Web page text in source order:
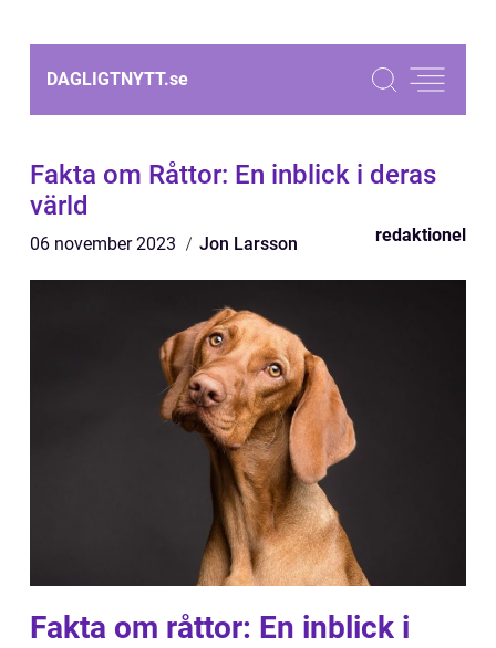
DAGLIGTNYTT.se
Fakta om Råttor: En inblick i deras
värld
06 november 2023 Jon Larsson redaktionel
Fakta om råttor: En inblick i